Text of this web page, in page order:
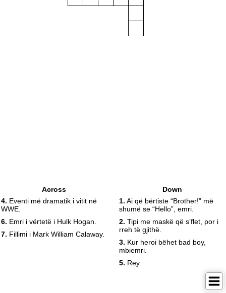
Across
4. Eventi më dramatik i vitit në
WWE.
6. Emri i vërtetë i Hulk Hogan.
7. Fillimi i Mark William Calaway.
Down
1. Ai që bërtiste “Brother!” më
shumë se “Hello”, emri.
2. Tipi me maskë që s’flet, por i
rreh të gjithë.
3. Kur heroi bëhet bad boy,
mbiemri.
5. Rey.